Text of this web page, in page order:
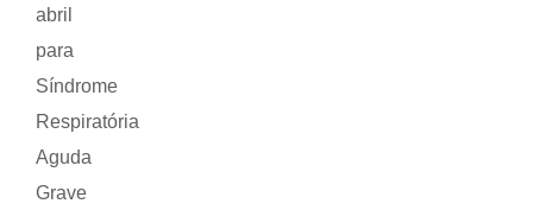
abril
para
Síndrome
Respiratória
Aguda
Grave